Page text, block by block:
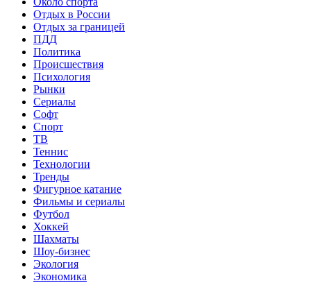
Отдых в России
Отдых за границей
ПДД
Политика
Происшествия
Психология
Рынки
Сериалы
Софт
Спорт
ТВ
Теннис
Технологии
Тренды
Фигурное катание
Фильмы и сериалы
Футбол
Хоккей
Шахматы
Шоу-бизнес
Экология
Экономика